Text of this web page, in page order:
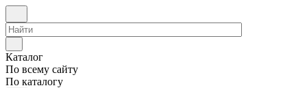
Каталог
По всему сайту
По каталогу